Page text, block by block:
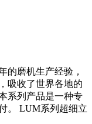
的磨机生产经验，
吸收了世界各地的
系列产品是一种专
。 LUM系列超细立